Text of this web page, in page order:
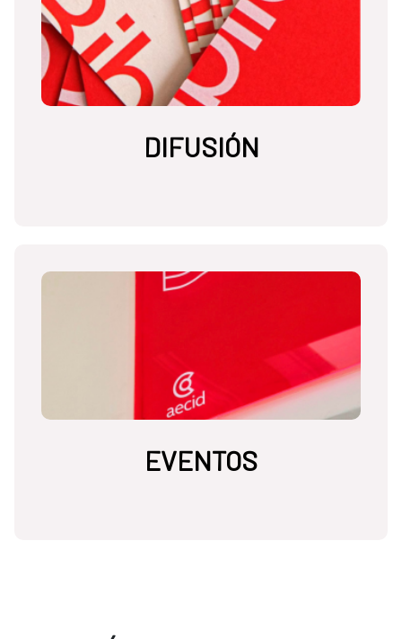
DIFUSIÓN
EVENTOS